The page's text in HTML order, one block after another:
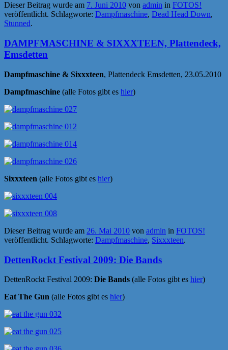
Dieser Beitrag wurde am 7. Juni 2010 von admin in FOTOS!
veröffentlicht. Schlagworte: Dampfmaschine, Dead Head Down,
Stunned.
DAMPFMASCHINE & SIXXXTEEN, Plattendeck,
Emsdetten
Dampfmaschine & Sixxxteen, Plattendeck Emsdetten, 23.05.2010
Dampfmaschine (alle Fotos gibt es hier)
Sixxxteen (alle Fotos gibt es hier)
Dieser Beitrag wurde am 26. Mai 2010 von admin in FOTOS!
veröffentlicht. Schlagworte: Dampfmaschine, Sixxxteen.
DettenRockt Festival 2009: Die Bands
DettenRockt Festival 2009: Die Bands (alle Fotos gibt es hier)
Eat The Gun (alle Fotos gibt es hier)